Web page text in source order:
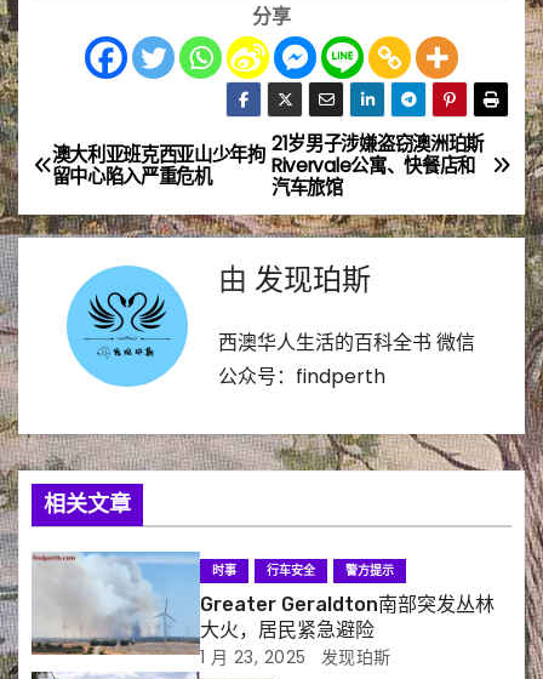
分享
文
章
航
21岁男子涉嫌盗窃澳洲珀斯
Rivervale公寓、快餐店和
汽车旅馆
澳大利亚班克西亚山少年拘
留中心陷入严重危机
由 发现珀斯
西澳华人生活的百科全书 微信
公众号：findperth
相关文章
时事 行车安全 警方提示
Greater Geraldton南部突发丛林
大火，居民紧急避险
1 月 23, 2025 发现珀斯